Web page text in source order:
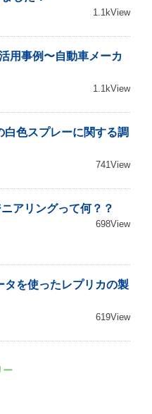
1.1kView
用事例〜自動車メーカ
1.1kView
白色スプレーに関する調
741View
アリングって何？？
698View
タを使ったレプリカの製
619View
ー